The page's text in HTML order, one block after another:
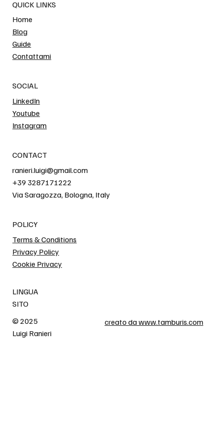
QUICK LINKS
Home
Blog
Guide
Contattami
SOCIAL
LinkedIn
Youtube
Instagram
CONTACT
ranieri.luigi@gmail.com
+39 3287171222
Via Saragozza, Bologna, Italy
POLICY
Terms & Conditions
Privacy Policy
Cookie Privacy
© 2025
Luigi Ranieri
creato da www.tamburis.com
LINGUA
SITO